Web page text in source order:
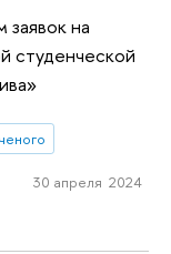
на
студенческой
30 апреля 2024